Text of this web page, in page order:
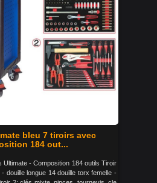
bleu 7 tiroirs avec
184 out...
Ultimate - Composition 184 outils Tiroir
douille longue 14 douille torx femelle -